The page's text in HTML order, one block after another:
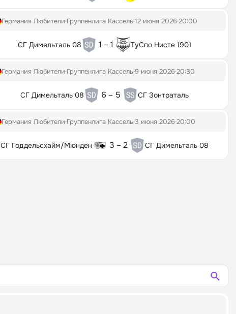
Германия Любители Группенлига Кассель 12 июня 202620:00
СГ Димельталь 08 1 – 1 ТуСпо Нисте 1901
Германия Любители Группенлига Кассель 9 июня 202620:30
СГ Димельталь 08 6 – 5 СГ Зонтраталь
Германия Любители Группенлига Кассель 3 июня 202620:00
СГ Годдельсхайм/Мюнден 3 – 2 СГ Димельталь 08